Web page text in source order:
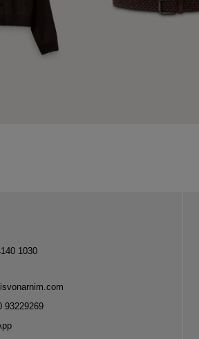
1030
93229269